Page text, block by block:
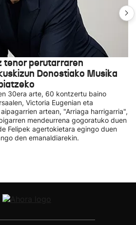
tenor perutarraren
Donostiako Musika
30era arte, 60 kontzertu baino
Victoria Eugenian eta
artean, "Arriaga harrigarria",
mendeurrena gogoratuko duen
Felipek agertokietara egingo duen
den emanaldiarekin.